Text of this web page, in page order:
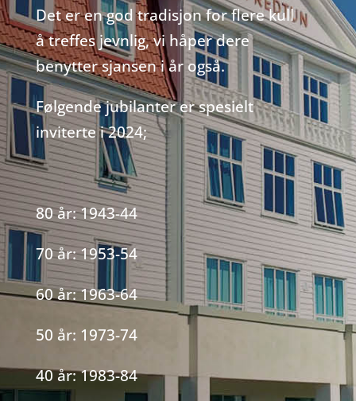
Det er en god tradisjon for flere kull
å treffes jevnlig, vi håper dere
benytter sjansen i år også.
Følgende jubilanter er spesielt
inviterte i 2024;
80 år: 1943-44
70 år: 1953-54
60 år: 1963-64
50 år: 1973-74
40 år: 1983-84